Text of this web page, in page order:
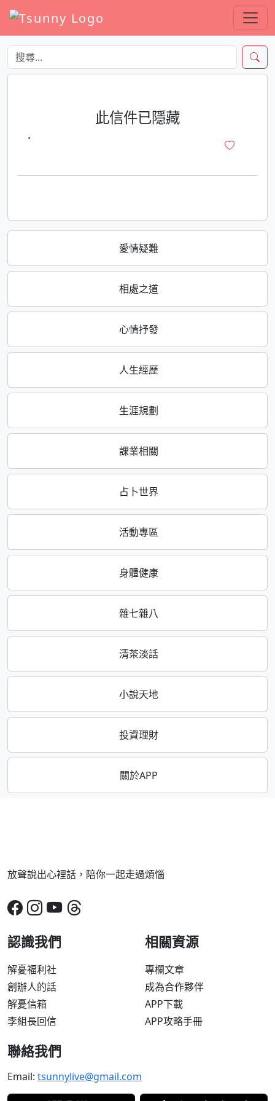
愛情疑難
相處之道
心情抒發
人生經歷
生涯規劃
課業相關
占卜世界
活動專區
身體健康
雜七雜八
清茶淡話
小說天地
投資理財
關於APP
此信件已隱藏
·
放聲說出心裡話，陪你一起走過煩惱
認識我們
解憂福利社
創辦人的話
解憂信箱
李組長回信
相關資源
專欄文章
成為合作夥伴
APP下載
APP攻略手冊
聯絡我們
Email: tsunnylive@gmail.com